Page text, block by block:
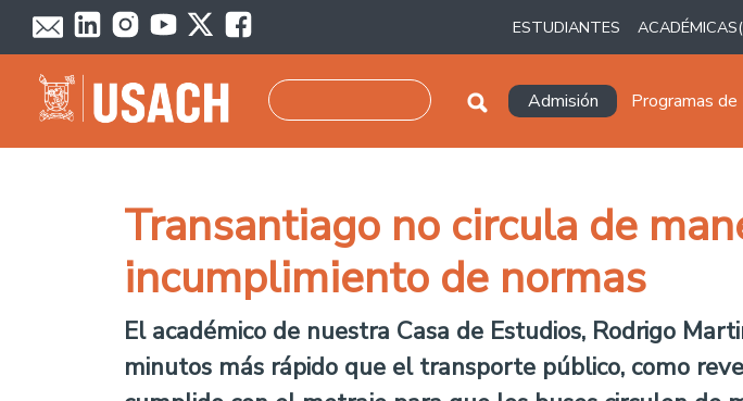
Pasar al contenido principal
ESTUDIANTES
Navegación principal
Admisión Programas
Transantiago no circula de
incumplimiento de normas
El académico de nuestra Casa de Estudios, Rodrigo
minutos más rápido que el transporte público, como